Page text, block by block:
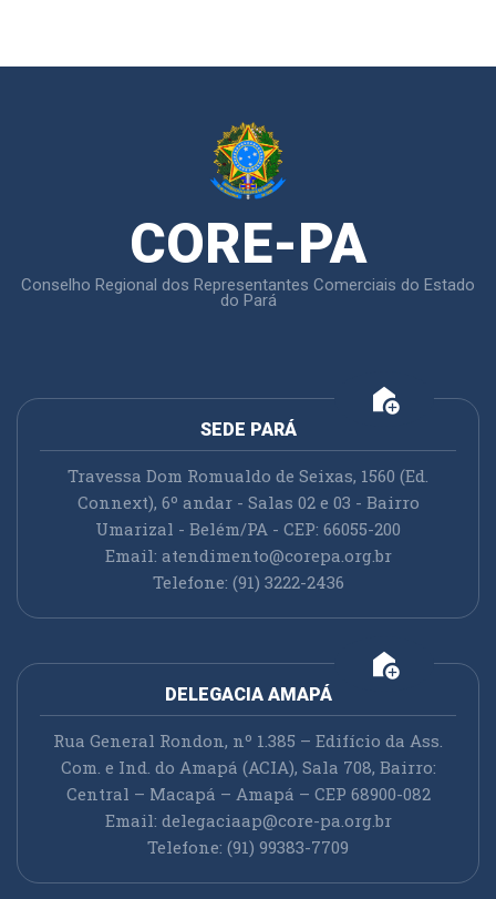
CORE-PA
Conselho Regional dos Representantes Comerciais do Estado
do Pará
add_home
SEDE PARÁ
Travessa Dom Romualdo de Seixas, 1560 (Ed.
Connext), 6º andar - Salas 02 e 03 - Bairro
Umarizal - Belém/PA - CEP: 66055-200
Email: atendimento@corepa.org.br
Telefone: (91) 3222-2436
add_home
DELEGACIA AMAPÁ
Rua General Rondon, nº 1.385 – Edifício da Ass.
Com. e Ind. do Amapá (ACIA), Sala 708, Bairro:
Central – Macapá – Amapá – CEP 68900-082
Email: delegaciaap@core-pa.org.br
Telefone: (91) 99383-7709